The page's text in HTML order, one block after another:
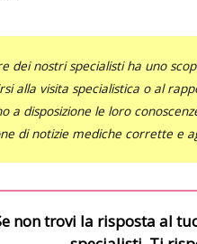
dei nostri specialisti ha uno
alla visita specialistica o al
a disposizione le loro
di notizie mediche corrette e
non trovi la risposta al